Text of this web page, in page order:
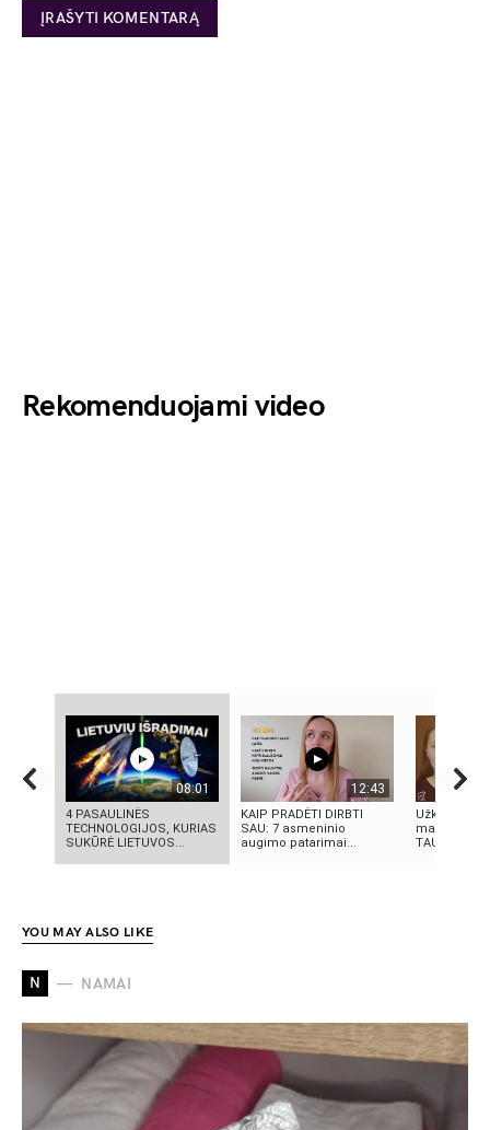
Rekomenduojami video
08:01
4 PASAULINĖS
TECHNOLOGIJOS, KURIAS
SUKŪRĖ LIETUVOS...
12:43
KAIP PRADĖTI DIRBTI
SAU: 7 asmeninio
augimo patarimai...
Užkritę
makiažo
TAU!!! |
YOU MAY ALSO LIKE
N NAMAI